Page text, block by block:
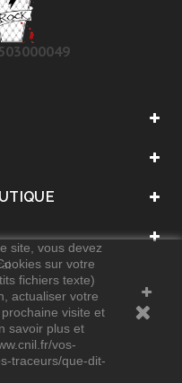
.
site, vous devez
sur votre
fichiers texte)
actualiser votre
visite et
savoir plus et
vos-
traceurs/que-dit-